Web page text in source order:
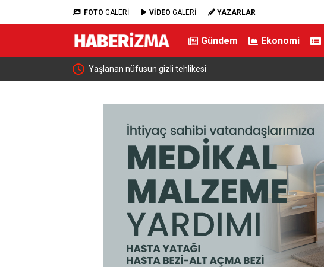
FOTO GALERİ VİDEO GALERİ YAZARLAR
Gündem Ekonomi
Yaşlanan nüfusun gizli tehlikesi